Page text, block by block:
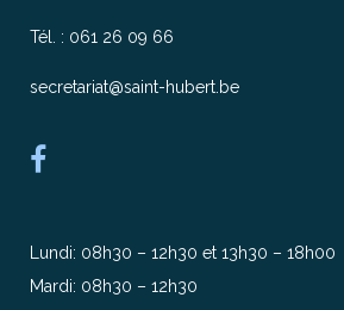
Tél. : 061 26 09 66
secretariat@saint-hubert.be
Lundi: 08h30 – 12h30 et 13h30 – 18h00
Mardi: 08h30 – 12h30